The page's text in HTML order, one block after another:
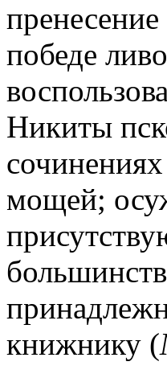
победе
Никиты
мощей;
книжнику (